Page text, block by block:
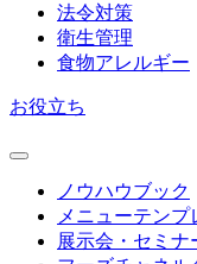
法令対策
衛生管理
食物アレルギー
お役立ち
ノウハウブック
メニューテンプ
展示会・セミナ